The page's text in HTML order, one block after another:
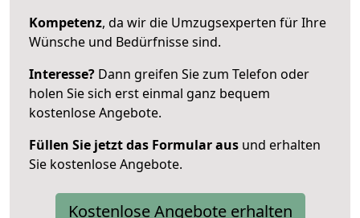
Kompetenz, da wir die Umzugsexperten für Ihre
Wünsche und Bedürfnisse sind.
Interesse? Dann greifen Sie zum Telefon oder
holen Sie sich erst einmal ganz bequem
kostenlose Angebote.
Füllen Sie jetzt das Formular aus und erhalten
Sie kostenlose Angebote.
Kostenlose Angebote erhalten